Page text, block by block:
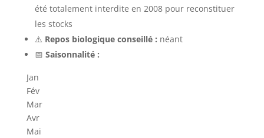
été totalement interdite en 2008 pour reconstituer
les stocks
⚠️ Repos biologique conseillé : néant
📅 Saisonnalité :
Jan
Fév
Mar
Avr
Mai